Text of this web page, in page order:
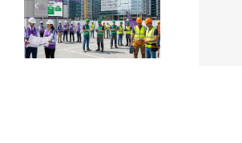
PetSmart
Careers